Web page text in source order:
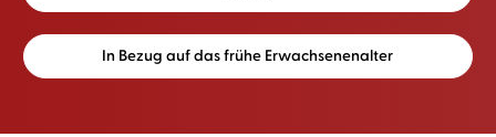
In Bezug auf das frühe Erwachsenenalter